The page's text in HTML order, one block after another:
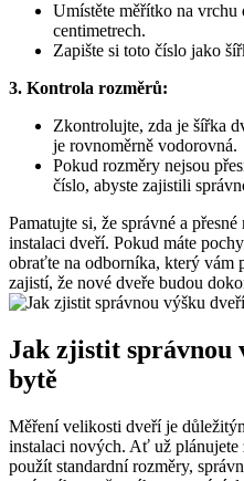
Umístěte měřítko na
centimetrech.
Zapište si toto číslo jako
3. Kontrola rozměrů:
Zkontrolujte, zda je šířka
je rovnoměrně vodorovná.
Pokud rozměry nejsou
číslo, abyste zajistili
Pamatujte si, že správné a
instalaci dveří. Pokud máte
obraťte na odborníka, který vám
zajistí, že nové dveře budou
Jak zjistit správnou
bytě
Měření velikosti dveří je
instalaci nových. Ať už plánujete
použít standardní rozměry,